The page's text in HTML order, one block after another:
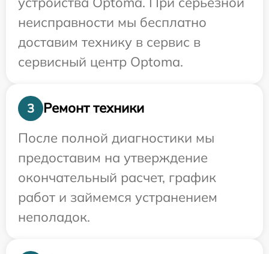
неисправности мы бесплатно
доставим технику в сервис в
сервисный центр Optoma.
3
Ремонт техники
После полной диагностики мы
предоставим на утверждение
окончательный расчет, график
работ и займемся устранением
неполадок.